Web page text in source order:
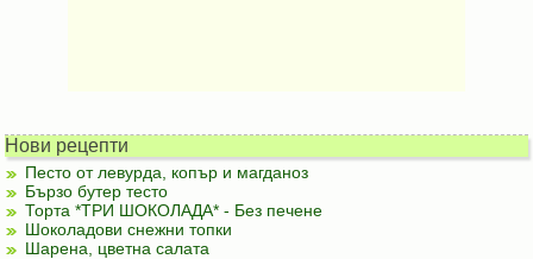
Нови рецепти
Песто от левурда, копър и магданоз
Бързо бутер тесто
Торта *ТРИ ШОКОЛАДА* - Без печене
Шоколадови снежни топки
Шарена, цветна салата